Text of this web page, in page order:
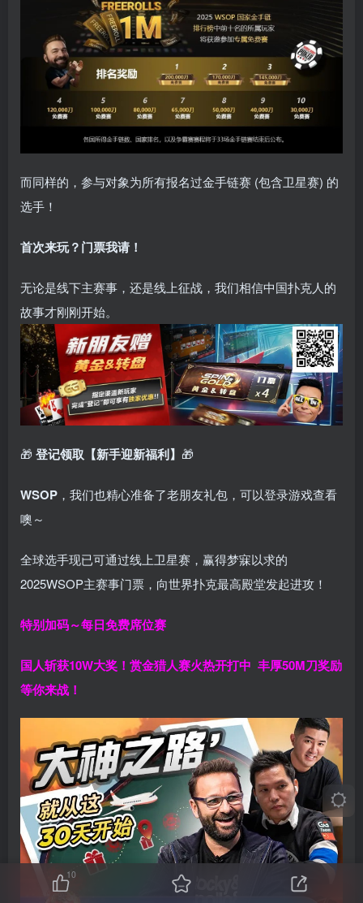
而同样的，参与对象为所有报名过金手链赛 (包含卫星赛) 的
选手！
首次来玩？门票我请！
无论是线下主赛事，还是线上征战，我们相信中国扑克人的
故事才刚刚开始。
🎁 登记领取【新手迎新福利】 🎁
WSOP ，我们也精心准备了老朋友礼包，可以登录游戏查看
噢～
全球选手现已可通过线上卫星赛，赢得梦寐以求的
2025WSOP主赛事门票，向世界扑克最高殿堂发起进攻！
特别加码～每日免费席位赛
国人斩获10W大奖！ 赏金猎人赛火热开打中 丰厚50M刀奖励
等你来战！
10